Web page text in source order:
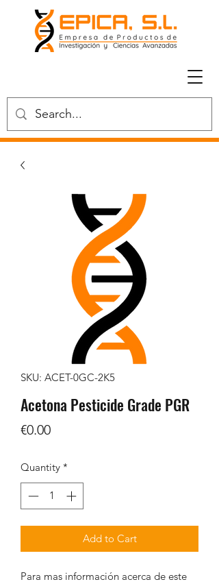
SKU: ACET-0GC-2K5
Acetona Pesticide Grade PGR
€0.00Price
Quantity *
Add to Cart
Para mas información acerca de este